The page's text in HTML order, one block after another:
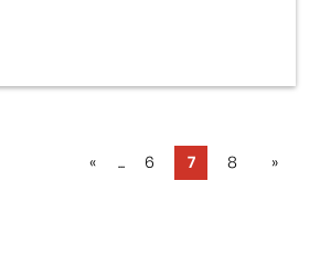
« ... 6 7 8 »